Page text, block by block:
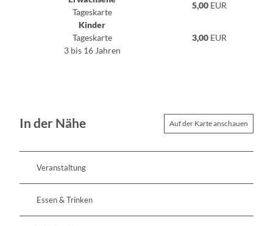
Tageskarte
5,00EUR
Kinder
Tageskarte
3 bis 16 Jahren
3,00EUR
In der Nähe Auf der Karte anschauen
Veranstaltung
Essen & Trinken